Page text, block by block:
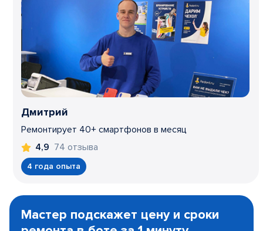
Дмитрий
Ремонтирует 40+ смартфонов в месяц
4,9 74 отзыва
4 года опыта
1
Мастер подскажет цену и сроки